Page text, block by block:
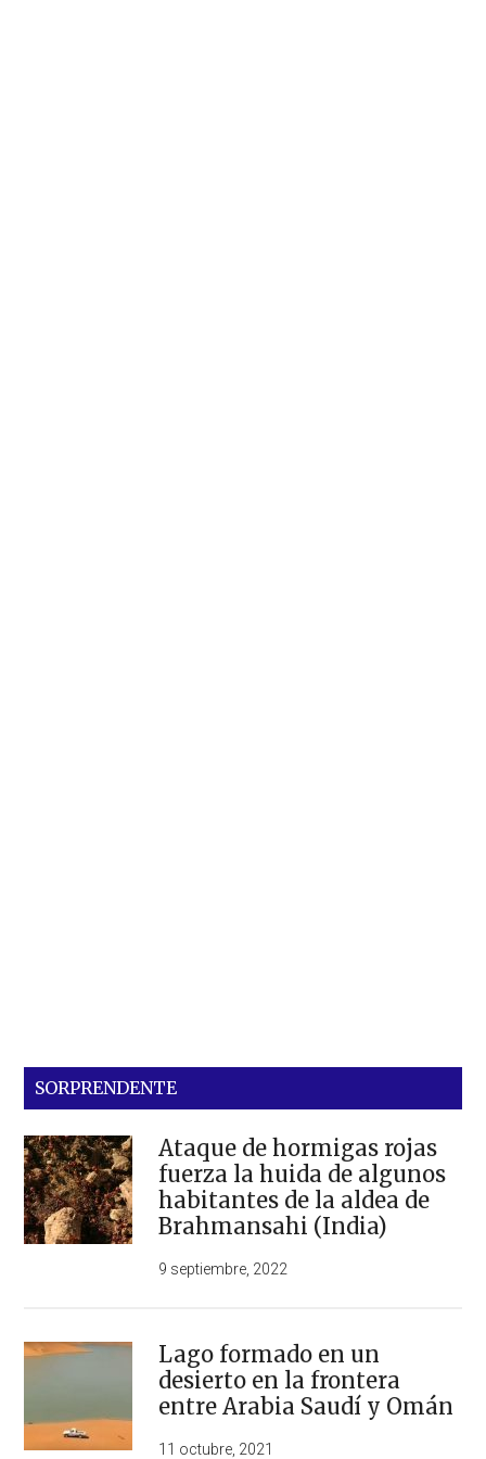
SORPRENDENTE
Ataque de hormigas rojas
fuerza la huida de algunos
habitantes de la aldea de
Brahmansahi (India)
9 septiembre, 2022
Lago formado en un
desierto en la frontera
entre Arabia Saudí y Omán
11 octubre, 2021